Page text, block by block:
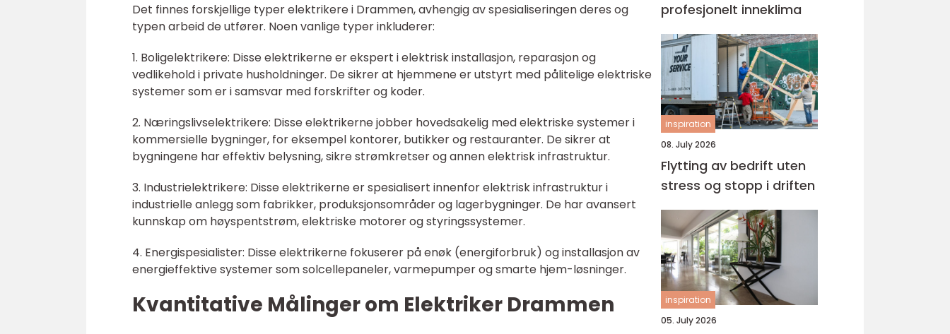
Det finnes forskjellige typer elektrikere i Drammen, avhengig av spesialiseringen deres og
typen arbeid de utfører. Noen vanlige typer inkluderer:
1. Boligelektrikere: Disse elektrikerne er ekspert i elektrisk installasjon, reparasjon og
vedlikehold i private husholdninger. De sikrer at hjemmene er utstyrt med pålitelige elektriske
systemer som er i samsvar med forskrifter og koder.
2. Næringslivselektrikere: Disse elektrikerne jobber hovedsakelig med elektriske systemer i
kommersielle bygninger, for eksempel kontorer, butikker og restauranter. De sikrer at
bygningene har effektiv belysning, sikre strømkretser og annen elektrisk infrastruktur.
3. Industrielektrikere: Disse elektrikerne er spesialisert innenfor elektrisk infrastruktur i
industrielle anlegg som fabrikker, produksjonsområder og lagerbygninger. De har avansert
kunnskap om høyspentstrøm, elektriske motorer og styringssystemer.
4. Energispesialister: Disse elektrikerne fokuserer på enøk (energiforbruk) og installasjon av
energieffektive systemer som solcellepaneler, varmepumper og smarte hjem-løsninger.
Kvantitative Målinger om Elektriker Drammen
profesjonelt inneklima
inspiration
08. July 2026
Flytting av bedrift uten
stress og stopp i driften
inspiration
05. July 2026